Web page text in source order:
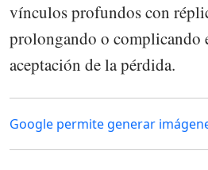
vínculos profundos con
prolongando o complicando
aceptación de la pérdida.
Google permite generar